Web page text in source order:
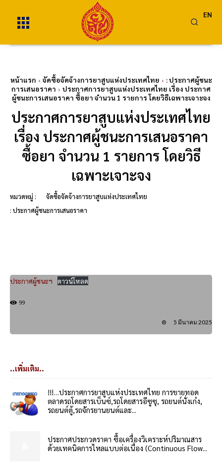
EN
หน้าแรก จัดซื้อจัดจ้างการยาสูบแห่งประเทศไทย
: ประกาศผู้ชนะ
การเสนอราคา
ประกาศการยาสูบแห่งประเทศไทย เรื่อง ประกาศ
ผู้ชนะการเสนอราคา ซื้อยา จำนวน 1 รายการ โดยวิธีเฉพาะเจาะจง
ประกาศการยาสูบแห่งประเทศไทย
เรื่อง ประกาศผู้ชนะการเสนอราคา
ซื้อยา จำนวน 1 รายการ โดยวิธี
เฉพาะเจาะจง
หมวดหมู่ :
จัดซื้อจัดจ้างการยาสูบแห่งประเทศไทย
: ประกาศผู้ชนะการเสนอราคา
ประกาศผู้ชนะฯ ดาวน์โหลด
99
5 มีนาคม 2025
..เพิ่มเติม..
!!!…ประกาศการยาสูบแห่งประเทศไทย การขายทอด
ตลาดรถโดยสารเบ็นซ์,รถโดยสารอีซูซุ, รถยนต์นั่งเก๋ง,
รถยนต์ตู้,รถจักรยานยนต์และ...
ประกาศประกวดราคา ซื้อเครื่องวิเคราะห์ปริมาณสาร
ด้วยเทคนิคการไหลแบบต่อเนื่อง (Continuous Flow...